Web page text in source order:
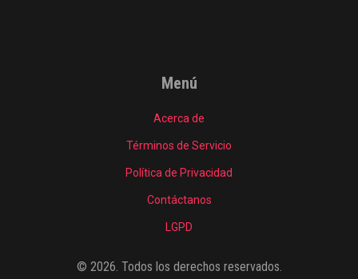
Menú
Acerca de
Términos de Servicio
Política de Privacidad
Contáctanos
LGPD
© 2026. Todos los derechos reservados.